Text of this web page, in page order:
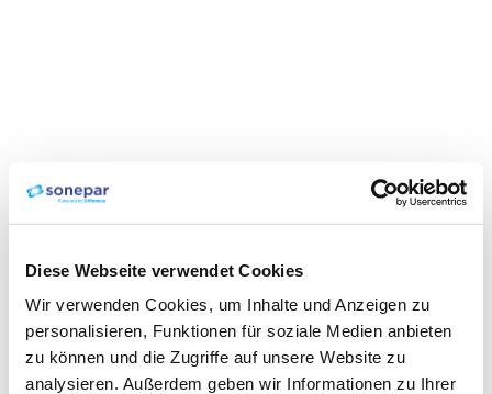
Diese Webseite verwendet Cookies
Wir verwenden Cookies, um Inhalte und Anzeigen zu
personalisieren, Funktionen für soziale Medien anbieten
zu können und die Zugriffe auf unsere Website zu
analysieren. Außerdem geben wir Informationen zu Ihrer